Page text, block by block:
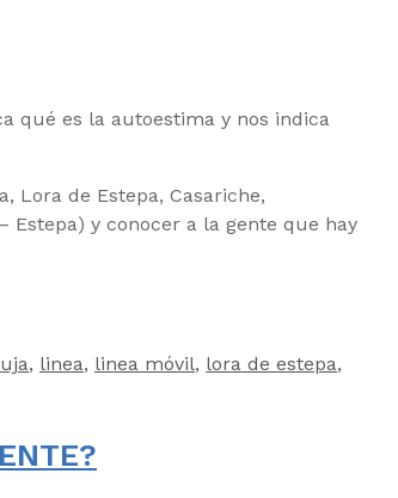
qué es la autoestima y nos indica
Lora de Estepa, Casariche,
Estepa) y conocer a la gente que hay
, linea, linea móvil, lora de estepa,